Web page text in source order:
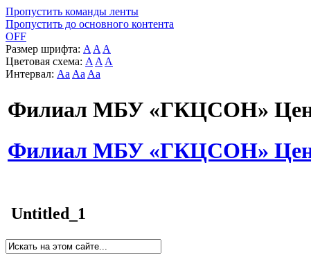
Пропустить команды ленты
Пропустить до основного контента
OFF
Размер шрифта: A A A
Цветовая схема: A A A
Интервал: Aa Aa Aa
Филиал МБУ «ГКЦСОН»
Филиал МБУ «ГКЦСОН»
Untitled_1